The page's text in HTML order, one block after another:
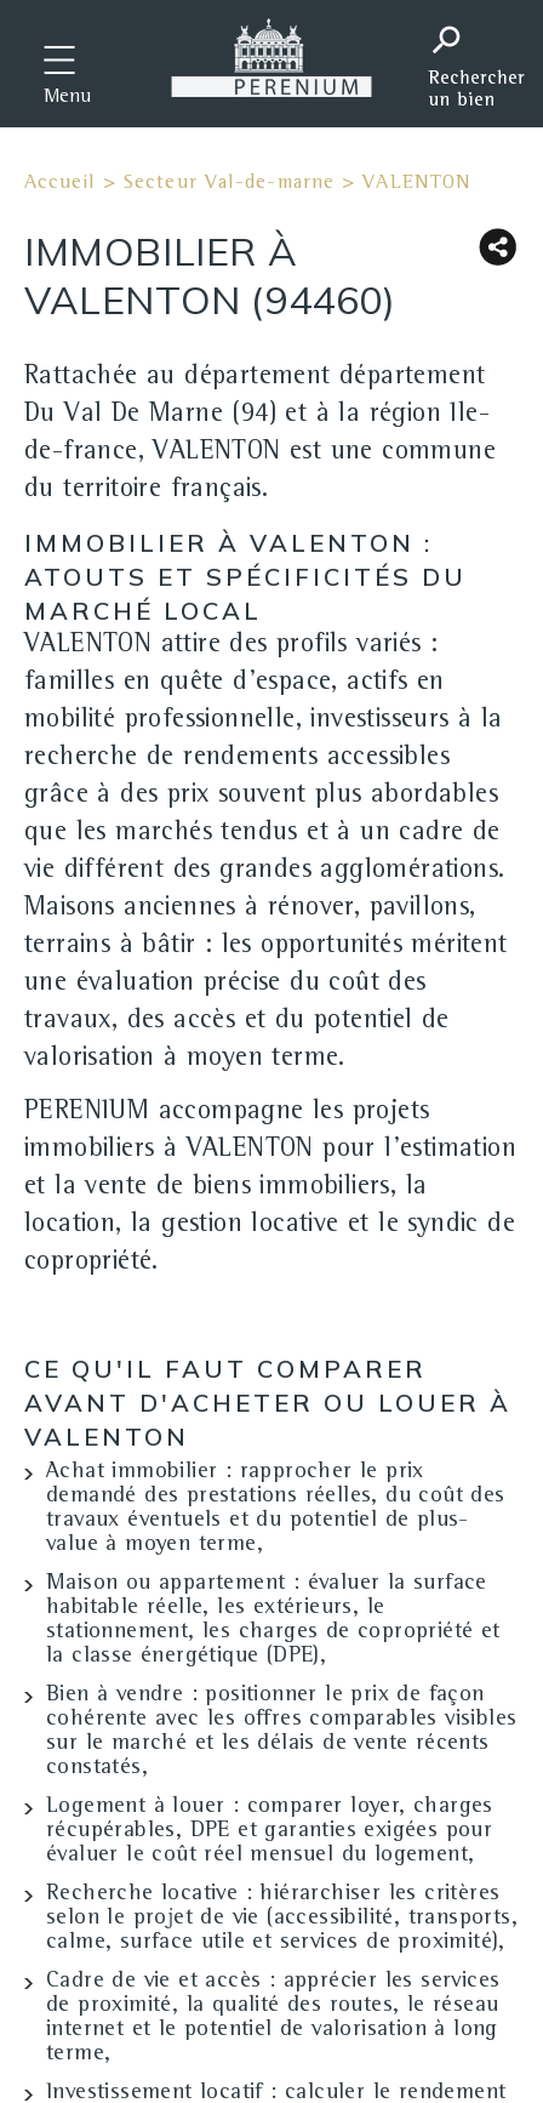
Menu
Accueil >Secteur Val-de-marne >VALENTON
IMMOBILIER À
VALENTON (94460)
Rattachée au département département
Du Val De Marne (94) et à la région Ile-
de-france, VALENTON est une commune
du territoire français.
IMMOBILIER À VALENTON :
ATOUTS ET SPÉCIFICITÉS DU
MARCHÉ LOCAL
VALENTON attire des profils variés :
familles en quête d'espace, actifs en
mobilité professionnelle, investisseurs à la
recherche derendements accessibles
grâce à des prix souvent plus abordables
que les marchés tendus et à un cadre de
vie différent des grandes agglomérations.
Maisons anciennes à rénover, pavillons,
terrains à bâtir : les opportunités méritent
une évaluation précise du coût des
travaux, des accès et du potentiel de
valorisation à moyen terme.
PERENIUM accompagne les projets
immobiliers à VALENTON pour l'estimation
et la vente de biens immobiliers, la
location, la gestion locative et le syndic de
copropriété.
CE QU'IL FAUT COMPARER
AVANT D'ACHETER OU LOUER À
VALENTON
Achat immobilier : rapprocher le prix
demandé des prestations réelles, du coût des
travaux éventuels et du potentiel de plus-
value à moyen terme,
Maison ou appartement : évaluer la surface
habitable réelle, les extérieurs, le
stationnement, les charges de copropriété et
la classe énergétique (DPE),
Bien à vendre : positionner le prix de façon
cohérente avec les offres comparables visibles
sur le marché et les délais de vente récents
constatés,
Logement à louer : comparer loyer, charges
récupérables, DPE et garanties exigées pour
évaluer le coût réel mensuel du logement,
Recherche locative : hiérarchiser les critères
selon le projet de vie (accessibilité, transports,
calme, surface utile et services de proximité),
Cadre de vie et accès : apprécier les services
de proximité, la qualité des routes, le réseau
internet et le potentiel de valorisation à long
terme,
Investissement locatif: calculer le rendement